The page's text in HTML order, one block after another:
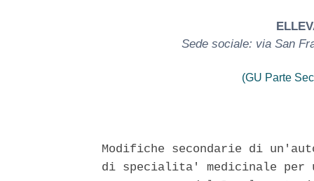
Sede sociale: via San
(GU Parte
Modifiche secondarie di
di specialita' medicinale per